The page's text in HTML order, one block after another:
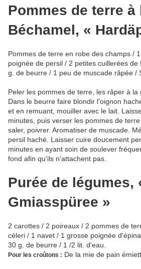
Pommes de terre à
Béchamel, «
Pommes de terre en robe des champs /
poignée de persil / 2 petites cuillerées
g. de beurre / 1 peu de muscade râpée /
Peler les pommes de terre, les râper à la
Dans le beurre faire blondir l'oignon
et en remuant, mouiller avec le lait.
minutes, puis verser les pommes de
saler, poivrer. Aromatiser de muscade.
persil haché. Laisser cuire doucement
minutes en ayant soin de soulever
fond afin qu'ils n'attachent pas.
Purée de légumes,
Gmiasspüree »
2 carottes / 2 poireaux / 2 pommes de
céleri / 1 navet / 1 grosse poignée
30 g. de beurre / 1 /2 lit. d'eau.
Pour les croûtons : De la mie de pain